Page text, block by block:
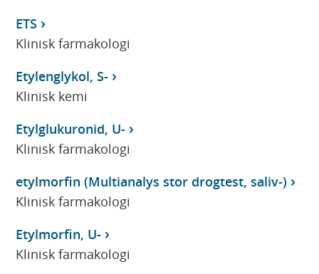
ETS
Klinisk farmakologi
Etylenglykol, S-
Klinisk kemi
Etylglukuronid, U-
Klinisk farmakologi
etylmorfin (Multianalys stor drogtest, saliv-)
Klinisk farmakologi
Etylmorfin, U-
Klinisk farmakologi